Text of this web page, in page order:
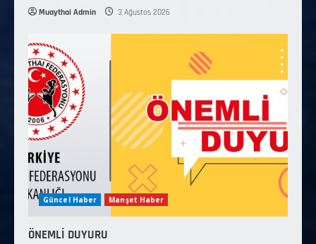
Muaythai Admin 3 Ağustos 2026
Güncel Haber Manşet Haber
ÖNEMLİ DUYURU